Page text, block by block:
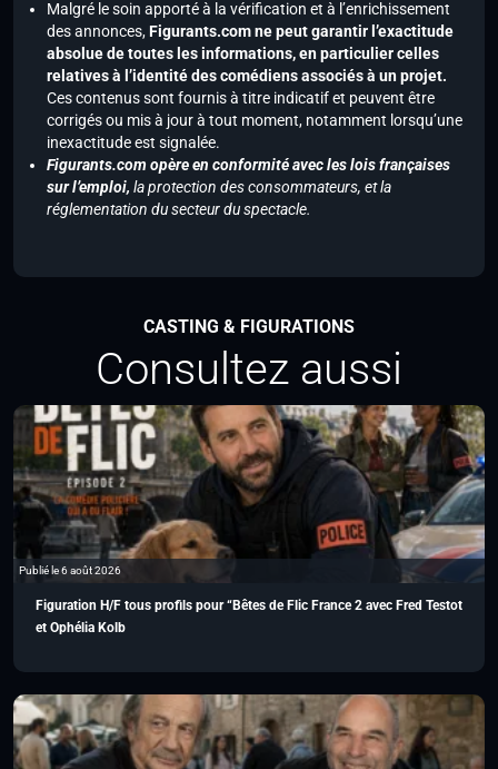
Malgré le soin apporté à la vérification et à l’enrichissement
des annonces,Figurants.com ne peut garantir l’exactitude
absolue de toutes les informations, en particulier celles
relatives à l’identité des comédiens associés à un projet.
Ces contenus sont fournis à titre indicatif et peuvent être
corrigés ou mis à jour à tout moment, notamment lorsqu’une
inexactitude est signalée.
Figurants.com opère en conformité avec les lois françaises
sur l’emploi, la protection des consommateurs, et la
réglementation du secteur du spectacle.
CASTING & FIGURATIONS
Consultez aussi
Publié le 6 août 2026
Figuration H/F tous profils pour “Bêtes de Flic France 2 avec Fred Testot
et Ophélia Kolb